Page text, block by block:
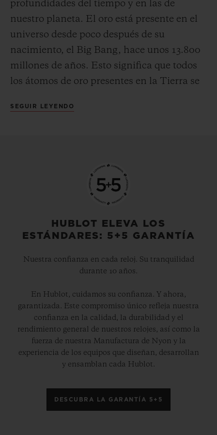
profundidades del tiempo y en las de
nuestro planeta. El oro está presente en el
universo desde poco después de su
nacimiento, el Big Bang, hace unos 13.800
millones de años. Esto significa que todos
los átomos de oro presentes en la Tierra se
tuvo lugar hace unos 4.600 millones de
formación de las cadenas montañosas. Bajo
la superficie terrestre se filtra el agua,
portando con ella sales minerales y
metales, y depositándolos en lugares
propicios. Entre ellos, el oro. Hace unos
erosionaron las rocas cristalinas que
por el agua de los ríos, el oro se depositó en
los lechos de los cursos de agua.
En el momento de su recolección, el oro se
encuentra en forma de láminas. En efecto,
SEGUIR LEYENDO
HUBLOT ELEVA LOS
ESTÁNDARES: 5+5 GARANTÍA
Nuestra confianza en cada reloj. Su tranquilidad
durante 10 años.
En Hublot, cuidamos su confianza. Y ahora,
garantizada. Este compromiso único refleja nuestra
confianza en la calidad, la durabilidad y el
rendimiento general de nuestros relojes, así como la
fuerza de nuestra Manufactura de Nyon y la
experiencia de los equipos que diseñan, desarrollan
y ensamblan cada Hublot.
DESCUBRA LA GARANTÍA 5+5